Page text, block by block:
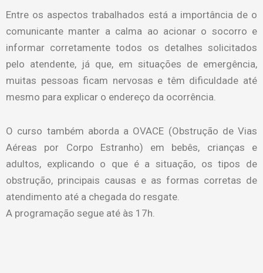
Entre os aspectos trabalhados está a importância de o
comunicante manter a calma ao acionar o socorro e
informar corretamente todos os detalhes solicitados
pelo atendente, já que, em situações de emergência,
muitas pessoas ficam nervosas e têm dificuldade até
mesmo para explicar o endereço da ocorrência.
O curso também aborda a OVACE (Obstrução de Vias
Aéreas por Corpo Estranho) em bebês, crianças e
adultos, explicando o que é a situação, os tipos de
obstrução, principais causas e as formas corretas de
atendimento até a chegada do resgate.
A programação segue até às 17h.